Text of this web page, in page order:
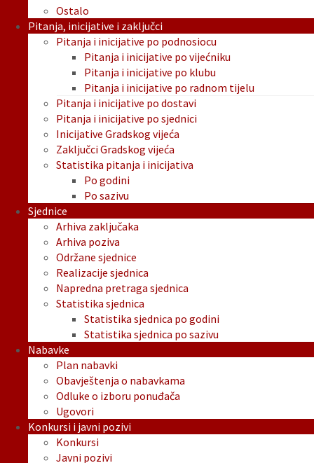
Ostalo
Pitanja, inicijative i zaključci
Pitanja i inicijative po podnosiocu
Pitanja i inicijative po vijećniku
Pitanja i inicijative po klubu
Pitanja i inicijative po radnom tijelu
Pitanja i inicijative po dostavi
Pitanja i inicijative po sjednici
Inicijative Gradskog vijeća
Zaključci Gradskog vijeća
Statistika pitanja i inicijativa
Po godini
Po sazivu
Sjednice
Arhiva zaključaka
Arhiva poziva
Održane sjednice
Realizacije sjednica
Napredna pretraga sjednica
Statistika sjednica
Statistika sjednica po godini
Statistika sjednica po sazivu
Nabavke
Plan nabavki
Obavještenja o nabavkama
Odluke o izboru ponuđača
Ugovori
Konkursi i javni pozivi
Konkursi
Javni pozivi